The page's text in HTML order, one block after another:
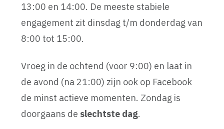
13:00 en 14:00. De meeste stabiele
engagement zit dinsdag t/m donderdag van
8:00 tot 15:00.
Vroeg in de ochtend (voor 9:00) en laat in
de avond (na 21:00) zijn ook op Facebook
de minst actieve momenten. Zondag is
doorgaans de slechtste dag.